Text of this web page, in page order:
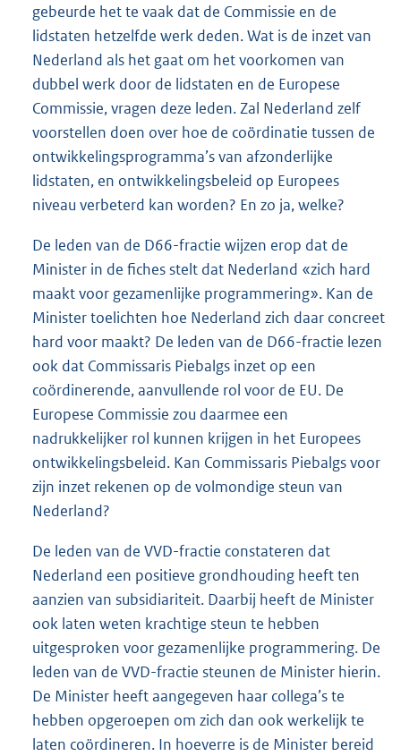
gebeurde het te vaak dat de Commissie en de
lidstaten hetzelfde werk deden. Wat is de inzet van
Nederland als het gaat om het voorkomen van
dubbel werk door de lidstaten en de Europese
Commissie, vragen deze leden. Zal Nederland zelf
voorstellen doen over hoe de coördinatie tussen de
ontwikkelingsprogramma’s van afzonderlijke
lidstaten, en ontwikkelingsbeleid op Europees
niveau verbeterd kan worden? En zo ja, welke?
De leden van de D66-fractie wijzen erop dat de
Minister in de fiches stelt dat Nederland «zich hard
maakt voor gezamenlijke programmering». Kan de
Minister toelichten hoe Nederland zich daar concreet
hard voor maakt? De leden van de D66-fractie lezen
ook dat Commissaris Piebalgs inzet op een
coördinerende, aanvullende rol voor de EU. De
Europese Commissie zou daarmee een
nadrukkelijker rol kunnen krijgen in het Europees
ontwikkelingsbeleid. Kan Commissaris Piebalgs voor
zijn inzet rekenen op de volmondige steun van
Nederland?
De leden van de VVD-fractie constateren dat
Nederland een positieve grondhouding heeft ten
aanzien van subsidiariteit. Daarbij heeft de Minister
ook laten weten krachtige steun te hebben
uitgesproken voor gezamenlijke programmering. De
leden van de VVD-fractie steunen de Minister hierin.
De Minister heeft aangegeven haar collega’s te
hebben opgeroepen om zich dan ook werkelijk te
laten coördineren. In hoeverre is de Minister bereid